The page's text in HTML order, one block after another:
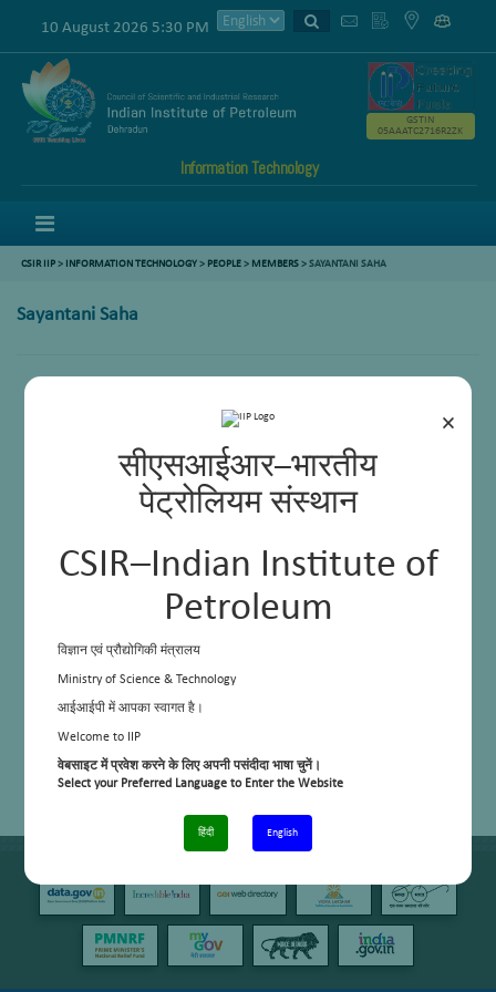
×
सीएसआईआर–भारतीय
पेट्रोलियम संस्थान
CSIR–Indian Institute of
Petroleum
विज्ञान एवं प्रौद्योगिकी मंत्रालय
Ministry of Science & Technology
आईआईपी में आपका स्वागत है।
Welcome to IIP
वेबसाइट में प्रवेश करने के लिए अपनी पसंदीदा भाषा चुनें।
Select your Preferred Language to Enter the Website
हिंदी English
10 August 2026 5:30 PM
Information Technology
GSTIN
05AAATC2716R2ZK
CSIR IIP> INFORMATION TECHNOLOGY> PEOPLE> MEMBERS> SAYANTANI SAHA
Sayantani Saha